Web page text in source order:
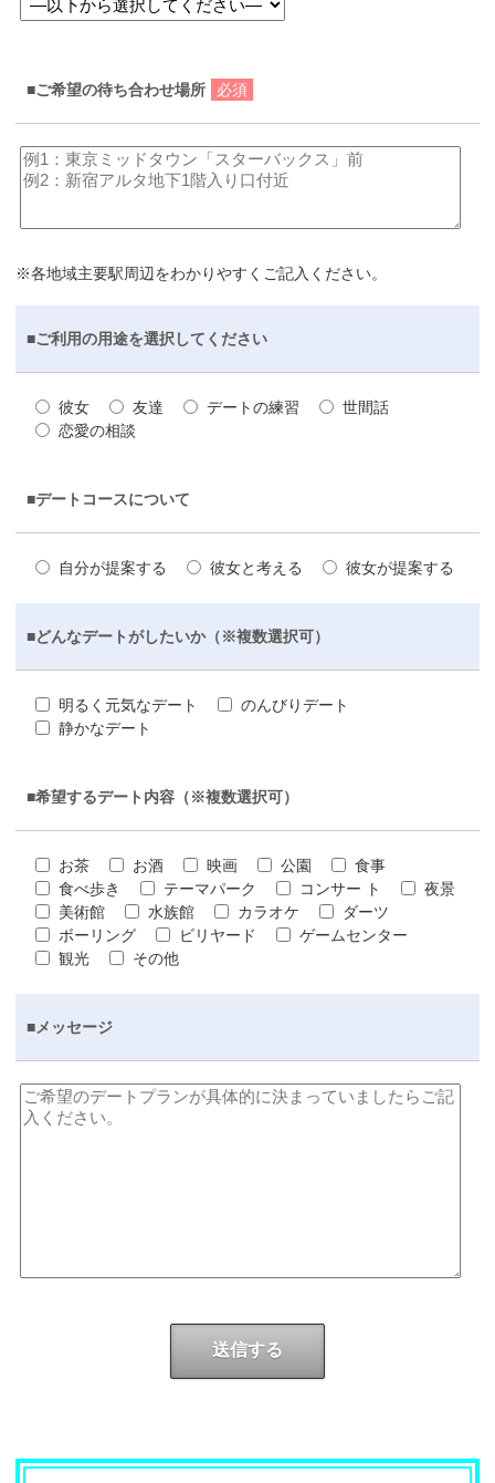
■ご希望の待ち合わせ場所 必須
※各地域主要駅周辺をわかりやすくご記入ください。
■ご利用の用途を選択してください
彼女 友達 デートの練習
世間話
恋愛の相談
■デートコースについて
自分が提案する 彼女と考える 彼女が提案する
■どんなデートがしたいか（※複数選択可）
明るく元気なデート
のんびりデート
静かなデート
■希望するデート内容（※複数選択可）
お茶 お酒 映画 公園
食事
食べ歩き
テーマパーク コンサー ト
夜景
美術館
水族館 カラオケ
ダーツ
ボーリング
ビリヤード
ゲームセンター
観光
その他
■メッセージ